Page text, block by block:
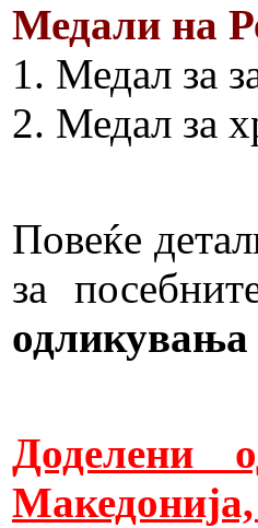
Медали на
1. Медал за
2. Медал за
Повеќе
за
одликувања
Доделени